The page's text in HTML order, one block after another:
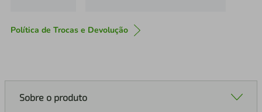
Política de Trocas e Devolução
Sobre o produto